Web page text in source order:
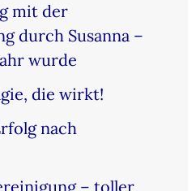
mit der
durch Susanna –
wurde
die wirkt!
nach
– toller